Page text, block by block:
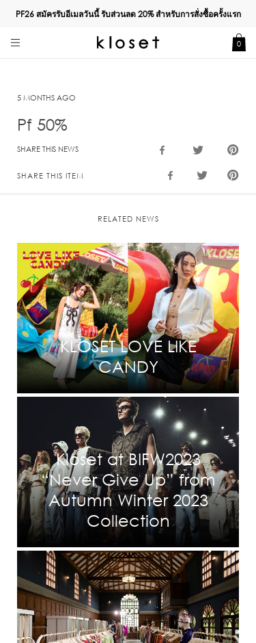
PF26 สมัครรับอีเมลวันนี้ รับส่วนลด20%สำหรับการสั่งซื้อครั้งแรก
0
5 MONTHS AGO
Pf 50%
SHARE THIS NEWS
SHARE THIS ITEM
RELATED NEWS
KLOSET LOVE LIKE
CANDY
Kloset at BIFW2023
“Never Give Up” from
Autumn Winter 2023
Collection